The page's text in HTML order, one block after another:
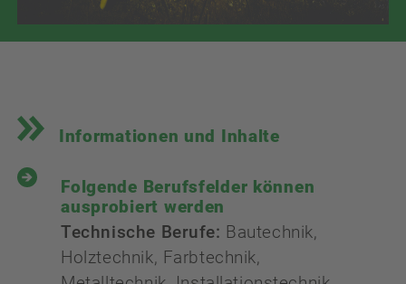
Informationen und Inhalte
Folgende Berufsfelder können
ausprobiert werden
Technische Berufe: Bautechnik,
Holztechnik, Farbtechnik,